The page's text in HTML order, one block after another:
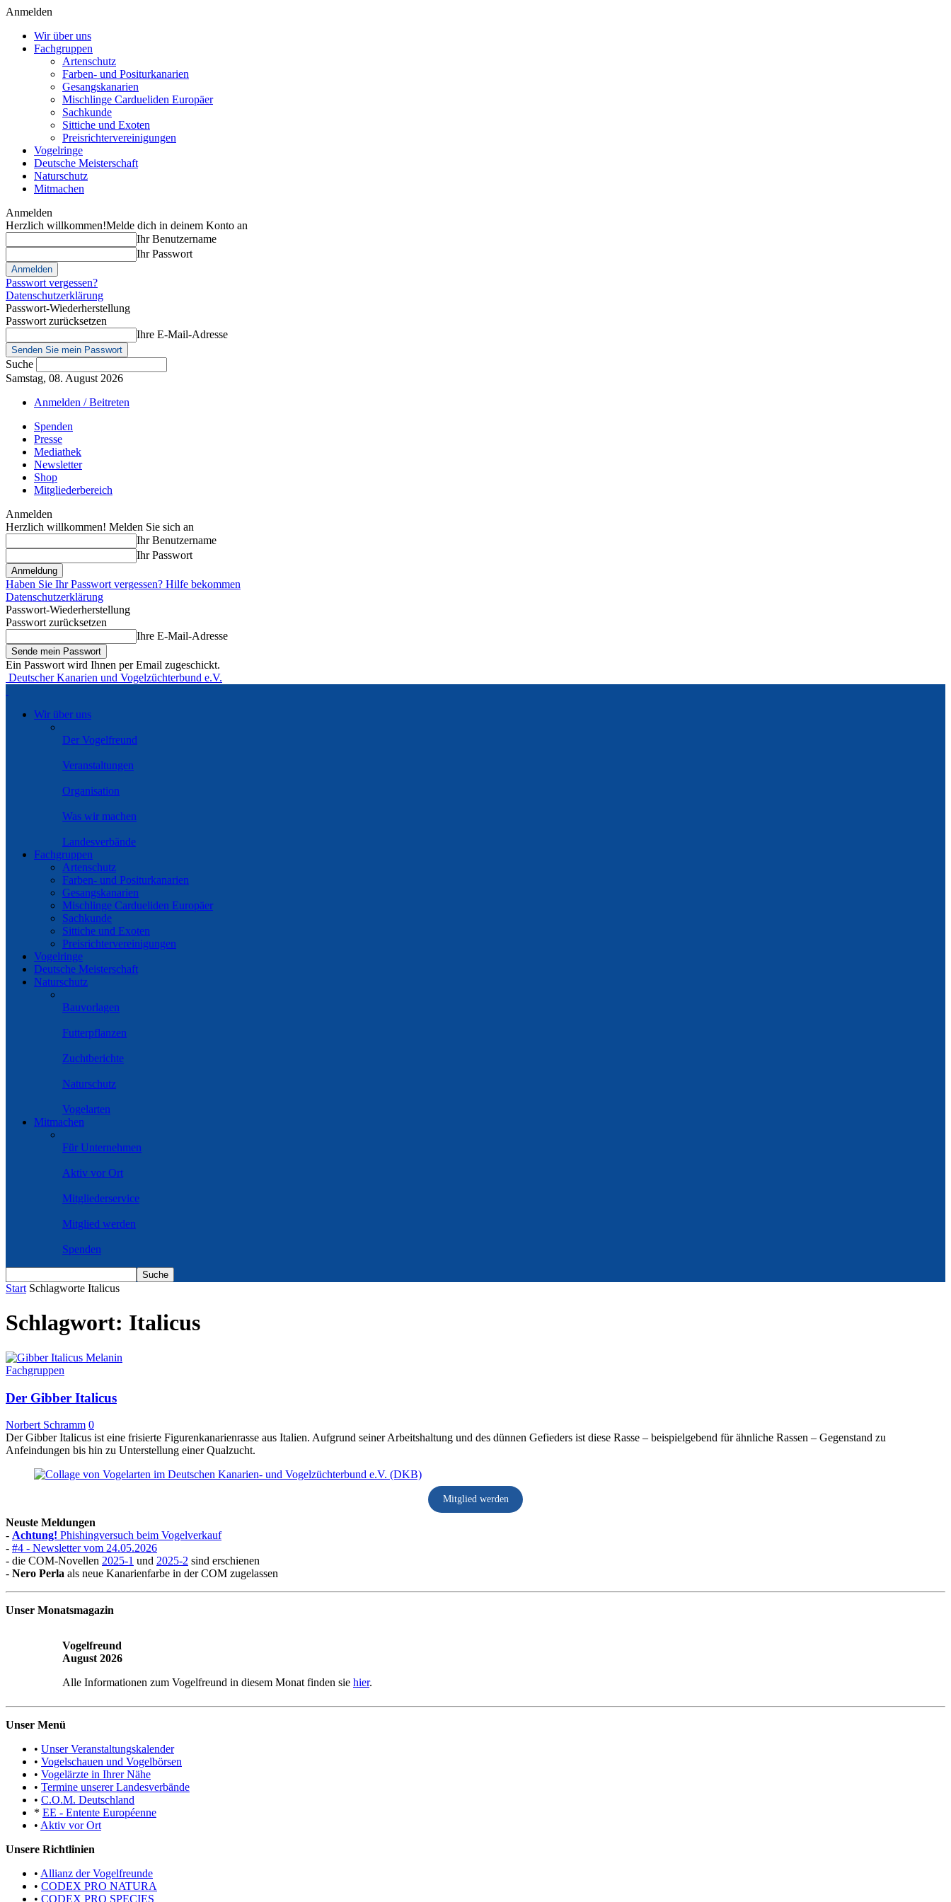
Anmelden
Wir über uns
Fachgruppen
Artenschutz
Farben- und Positurkanarien
Gesangskanarien
Mischlinge Cardueliden Europäer
Sachkunde
Sittiche und Exoten
Preisrichtervereinigungen
Vogelringe
Deutsche Meisterschaft
Naturschutz
Mitmachen
Anmelden
Herzlich willkommen!Melde dich in deinem Konto an
Ihr Benutzername
Ihr Passwort
Passwort vergessen?
Datenschutzerklärung
Passwort-Wiederherstellung
Passwort zurücksetzen
Ihre E-Mail-Adresse
Suche
Samstag, 08. August 2026
Anmelden / Beitreten
Spenden
Presse
Mediathek
Newsletter
Shop
Mitgliederbereich
Anmelden
Herzlich willkommen! Melden Sie sich an
Ihr Benutzername
Ihr Passwort
Haben Sie Ihr Passwort vergessen? Hilfe bekommen
Datenschutzerklärung
Passwort-Wiederherstellung
Passwort zurücksetzen
Ihre E-Mail-Adresse
Ein Passwort wird Ihnen per Email zugeschickt.
Deutscher Kanarien und Vogelzüchterbund e.V.
Wir über uns
Der Vogelfreund
Veranstaltungen
Organisation
Was wir machen
Landesverbände
Fachgruppen
Artenschutz
Farben- und Positurkanarien
Gesangskanarien
Mischlinge Cardueliden Europäer
Sachkunde
Sittiche und Exoten
Preisrichtervereinigungen
Vogelringe
Deutsche Meisterschaft
Naturschutz
Bauvorlagen
Futterpflanzen
Zuchtberichte
Naturschutz
Vogelarten
Mitmachen
Für Unternehmen
Aktiv vor Ort
Mitgliederservice
Mitglied werden
Spenden
Start Schlagworte Italicus
Schlagwort: Italicus
Fachgruppen
Der Gibber Italicus
Norbert Schramm 0
Der Gibber Italicus ist eine frisierte Figurenkanarienrasse aus Italien. Aufgrund seiner Arbeitshaltung und des dünnen Gefieders ist diese Rasse – beispielgebend für ähnliche Rassen – Gegenstand zu
Anfeindungen bis hin zu Unterstellung einer Qualzucht.
Mitglied werden
Neuste Meldungen
- Achtung! Phishingversuch beim Vogelverkauf
- #4 - Newsletter vom 24.05.2026
- die COM-Novellen 2025-1 und 2025-2 sind erschienen
- Nero Perla als neue Kanarienfarbe in der COM zugelassen
Unser Monatsmagazin
Vogelfreund
August 2026
Alle Informationen zum Vogelfreund in diesem Monat finden sie hier.
Unser Menü
• Unser Veranstaltungskalender
• Vogelschauen und Vogelbörsen
• Vogelärzte in Ihrer Nähe
• Termine unserer Landesverbände
• C.O.M. Deutschland
* EE - Entente Européenne
• Aktiv vor Ort
Unsere Richtlinien
• Allianz der Vogelfreunde
• CODEX PRO NATURA
• CODEX PRO SPECIES